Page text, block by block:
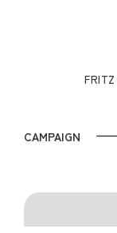
CAMPAIGN